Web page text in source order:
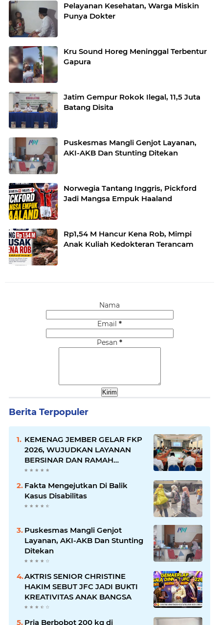
Pelayanan Kesehatan, Warga Miskin
Punya Dokter
Kru Sound Horeg Meninggal Terbentur
Gapura
Jatim Gempur Rokok Ilegal, 11,5 Juta
Batang Disita
Puskesmas Mangli Genjot Layanan,
AKI-AKB Dan Stunting Ditekan
Norwegia Tantang Inggris, Pickford
Jadi Mangsa Empuk Haaland
Rp1,54 M Hancur Kena Rob, Mimpi
Anak Kuliah Kedokteran Terancam
Nama
Email *
Pesan *
Berita Terpopuler
KEMENAG JEMBER GELAR FKP
2026, WUJUDKAN LAYANAN
BERSINAR DAN RAMAH
DISABILITAS
Fakta Mengejutkan Di Balik
Kasus Disabilitas
Puskesmas Mangli Genjot
Layanan, AKI-AKB Dan Stunting
Ditekan
AKTRIS SENIOR CHRISTINE
HAKIM SEBUT JFC JADI BUKTI
KREATIVITAS ANAK BANGSA
Pria Berbobot 200 kg di